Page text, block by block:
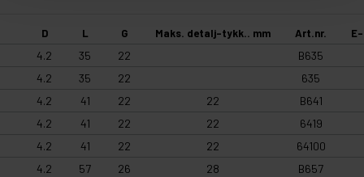
D L G Maks. detalj-tykk.. mm Art.nr.
4.2 35 22
B635
4.2
35 22
635
4.2
41 22 22
B641
4.2
41 22 22
6419
4.2
41 22 22
64100
4.2
57 26 28
B657